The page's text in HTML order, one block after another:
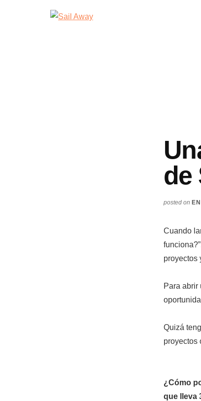
Additional
Sail
Academia
de
posted on
Cuando
proyectos
Para abrir
Quizá
proyectos
¿Cómo
que lleva